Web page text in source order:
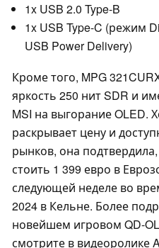
1x USB 2.0 Type-B
1x USB Type-C (режим
USB Power Delivery)
Кроме того, MPG
яркость 250 нит SDR и
MSI на выгорание OLED.
раскрывает цену и
рынков, она
стоить 1 399 евро в
следующей неделе во
2024 в Кельне. Более
новейшем игровом QD-
смотрите в видеоролике